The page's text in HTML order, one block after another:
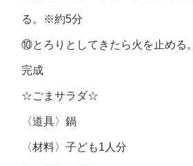
る。※約5分
⑩とろりとしてきたら火を止める。
完成
☆ごまサラダ☆
〈道具〉鍋
〈材料〉子ども1 人分